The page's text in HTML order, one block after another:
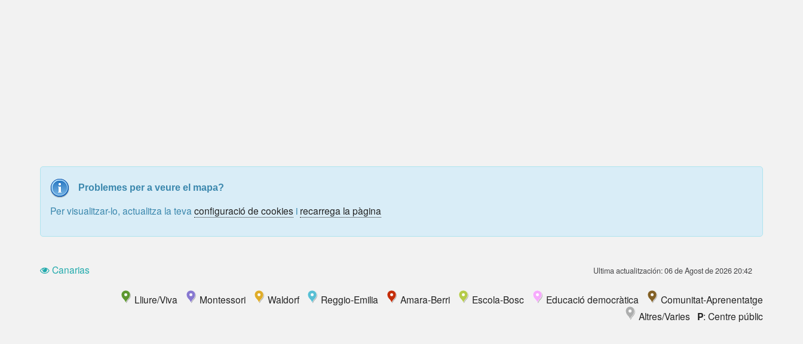
Problemes per a veure el mapa?
Per visualitzar-lo, actualitza la teva configuració de cookiesi recarrega la pàgina
Canarias Ultima actualitzación: 06 de Agost de 2026 20:42
Lliure/Viva Montessori Waldorf Reggio-Emilia Amara-Berri Escola-Bosc Educació democràtica
Comunitat-Aprenentatge
Altres/Varies P: Centre públic